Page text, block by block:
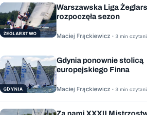
ŻEGLARSTWO
Warszawska Liga
rozpoczęła sezon
Maciej Frąckiewicz · 3 min
GDYNIA
Gdynia ponownie stolicą
europejskiego Finna
Maciej Frąckiewicz · 3 min